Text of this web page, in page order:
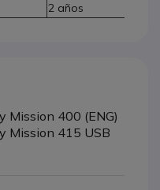
2 años
Mission 400 (ENG)
Mission 415 USB